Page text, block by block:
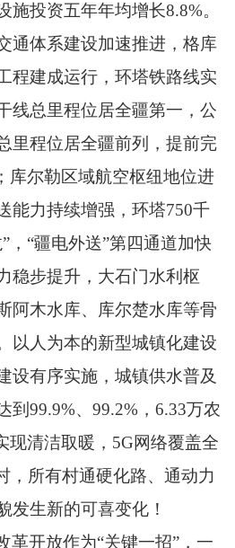
施投资五年年均增长8.8%。
通体系建设加速推进， 格库
程建成运行， 环塔铁路线实
线总里程位居全疆第一， 公
里程位居全疆前列， 提前完
库尔勒区域航空枢纽地位进
能力持续增强， 环塔750千
， “疆电外送”第四通道加快
稳步提升， 大石门水利枢
阿木水库、 库尔楚水库等骨
以人为本的新型城镇化建设
设有序实施， 城镇供水普及
到99.9%、 99.2%， 6.33万农
现清洁取暖， 5G网络覆盖全
， 所有村通硬化路、 通动力
发生新的可喜变化！
革开放作为“关键一招”，一